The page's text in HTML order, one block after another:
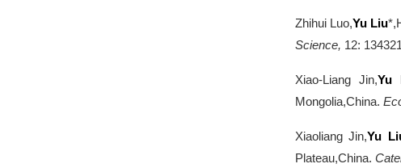
Zhihui Luo,Yu Liu
Science, 12:
Xiao-Liang Jin,Yu
Mongolia,China.
Xiaoliang Jin,Yu
Plateau,China.